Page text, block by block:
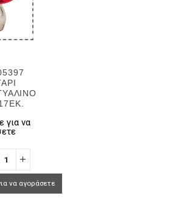
για να
να αγοράσετε